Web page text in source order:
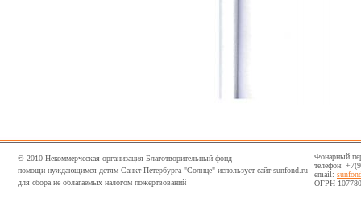
© 2010 Некоммерческая организация Благотворительный фонд
помощи нуждающимся детям Санкт-Петербурга "Солнце" использует сайт sunfond.ru
для сбора не облагаемых налогом пожертвований
Фонарный
телефон:
email:
ОГРН